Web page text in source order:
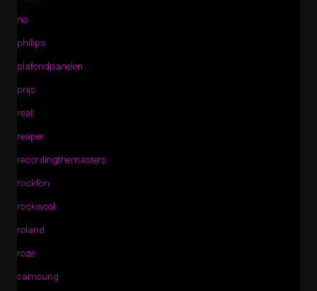
no
philips
plafondpanelen
prijs
real
reaper
recordingthemasters
rockfon
rockwool
roland
roze
samsung